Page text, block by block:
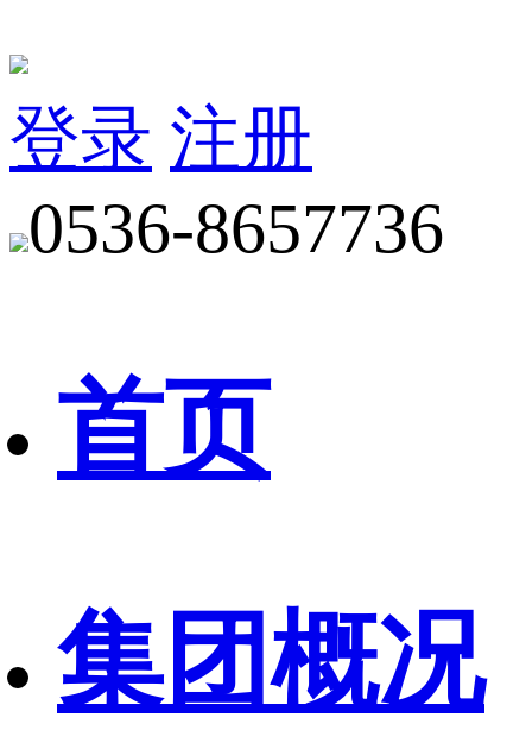
登录 注册
0536-8657736
首页
集团概况